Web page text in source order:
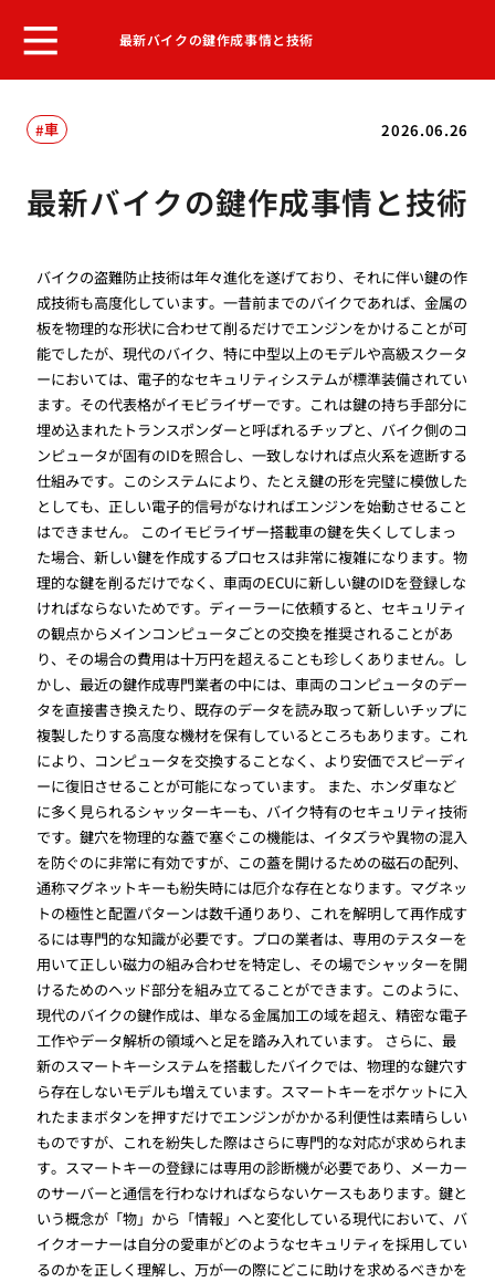
最新バイクの鍵作成事情と技術
2026.06.26
車
最新バイクの鍵作成事情と技術
バイクの盗難防止技術は年々進化を遂げており、それに伴い鍵の作
成技術も高度化しています。一昔前までのバイクであれば、金属の
板を物理的な形状に合わせて削るだけでエンジンをかけることが可
能でしたが、現代のバイク、特に中型以上のモデルや高級スクータ
ーにおいては、電子的なセキュリティシステムが標準装備されてい
ます。その代表格がイモビライザーです。これは鍵の持ち手部分に
埋め込まれたトランスポンダーと呼ばれるチップと、バイク側のコ
ンピュータが固有のIDを照合し、一致しなければ点火系を遮断する
仕組みです。このシステムにより、たとえ鍵の形を完璧に模倣した
としても、正しい電子的信号がなければエンジンを始動させること
はできません。 このイモビライザー搭載車の鍵を失くしてしまっ
た場合、新しい鍵を作成するプロセスは非常に複雑になります。物
理的な鍵を削るだけでなく、車両のECUに新しい鍵のIDを登録しな
ければならないためです。ディーラーに依頼すると、セキュリティ
の観点からメインコンピュータごとの交換を推奨されることがあ
り、その場合の費用は十万円を超えることも珍しくありません。し
かし、最近の鍵作成専門業者の中には、車両のコンピュータのデー
タを直接書き換えたり、既存のデータを読み取って新しいチップに
複製したりする高度な機材を保有しているところもあります。これ
により、コンピュータを交換することなく、より安価でスピーディ
ーに復旧させることが可能になっています。 また、ホンダ車など
に多く見られるシャッターキーも、バイク特有のセキュリティ技術
です。鍵穴を物理的な蓋で塞ぐこの機能は、イタズラや異物の混入
を防ぐのに非常に有効ですが、この蓋を開けるための磁石の配列、
通称マグネットキーも紛失時には厄介な存在となります。マグネッ
トの極性と配置パターンは数千通りあり、これを解明して再作成す
るには専門的な知識が必要です。プロの業者は、専用のテスターを
用いて正しい磁力の組み合わせを特定し、その場でシャッターを開
けるためのヘッド部分を組み立てることができます。このように、
現代のバイクの鍵作成は、単なる金属加工の域を超え、精密な電子
工作やデータ解析の領域へと足を踏み入れています。 さらに、最
新のスマートキーシステムを搭載したバイクでは、物理的な鍵穴す
ら存在しないモデルも増えています。スマートキーをポケットに入
れたままボタンを押すだけでエンジンがかかる利便性は素晴らしい
ものですが、これを紛失した際はさらに専門的な対応が求められま
す。スマートキーの登録には専用の診断機が必要であり、メーカー
のサーバーと通信を行わなければならないケースもあります。鍵と
いう概念が「物」から「情報」へと変化している現代において、バ
イクオーナーは自分の愛車がどのようなセキュリティを採用してい
るのかを正しく理解し、万が一の際にどこに助けを求めるべきかを